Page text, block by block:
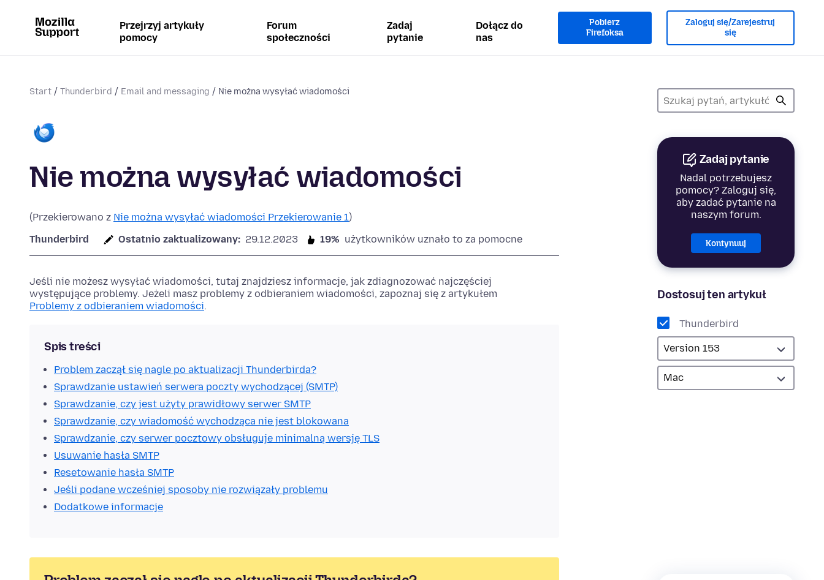
Przejrzyj artykuły
pomocy
Forum
społeczności
Zadaj
pytanie
Dołącz do
nas
Pobierz
Firefoksa
Zaloguj się/Zarejestruj
się
Start Thunderbird Email and messaging Nie można wysyłać wiadomości
Zadaj pytanie
Nadal potrzebujesz
pomocy? Zaloguj się,
aby zadać pytanie na
naszym forum.
Kontynuuj
Dostosuj ten artykuł
Thunderbird
Nie można wysyłać wiadomości
(Przekierowano z Nie można wysyłać wiadomości Przekierowanie 1)
Thunderbird
Ostatnio zaktualizowany: 29.12.2023 19% użytkowników uznało to za pomocne
Jeśli nie możesz wysyłać wiadomości, tutaj znajdziesz informacje, jak zdiagnozować najczęściej
występujące problemy. Jeżeli masz problemy z odbieraniem wiadomości, zapoznaj się z artykułem
Problemy z odbieraniem wiadomości.
Spis treści
Problem zaczął się nagle po aktualizacji Thunderbirda?
Sprawdzanie ustawień serwera poczty wychodzącej (SMTP)
Sprawdzanie, czy jest użyty prawidłowy serwer SMTP
Sprawdzanie, czy wiadomość wychodząca nie jest blokowana
Sprawdzanie, czy serwer pocztowy obsługuje minimalną wersję TLS
Usuwanie hasła SMTP
Resetowanie hasła SMTP
Jeśli podane wcześniej sposoby nie rozwiązały problemu
Dodatkowe informacje